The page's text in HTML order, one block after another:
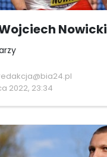
Nowicki
2022, 23:34